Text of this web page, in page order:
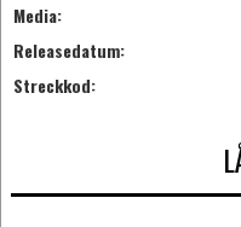
Media:
Releasedatum:
Streckkod: